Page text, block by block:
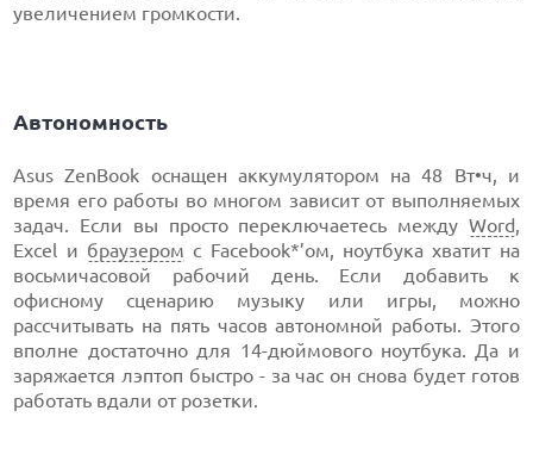
увеличением громкости.
Автономность
Asus ZenBook оснащен аккумулятором на 48 Вт•ч, и
время его работы во многом зависит от выполняемых
задач. Если вы просто переключаетесь между Word
Excel и браузером с Facebook*’ом, ноутбука хватит на
восьмичасовой рабочий день. Если добавить к
офисному сценарию музыку или игры, можно
рассчитывать на пять часов автономной работы. Этого
вполне достаточно для 14-дюймового ноутбука. Да и
заряжается лэптоп быстро - за час он снова будет готов
работать вдали от розетки.